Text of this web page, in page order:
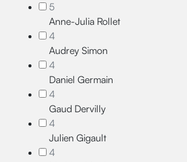
5
Anne-Julia Rollet
4
Audrey Simon
4
Daniel Germain
4
Gaud Dervilly
4
Julien Gigault
4